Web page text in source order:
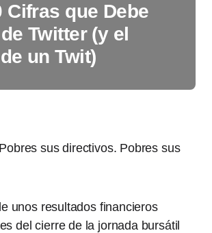
Cifras que Debe
Twitter (y el
un Twit)
sus directivos. Pobres sus
unos resultados financieros
del cierre de la jornada bursátil